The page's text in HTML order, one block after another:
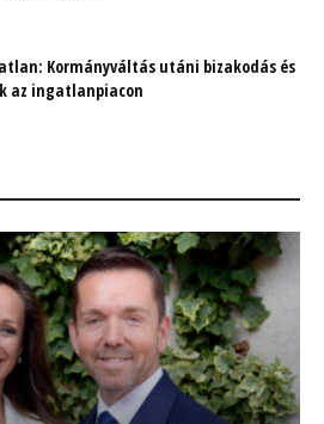
Kormányváltás utáni bizakodás és
az ingatlanpiacon